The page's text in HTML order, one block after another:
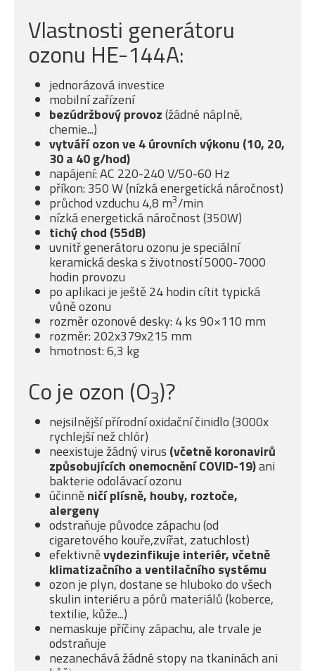
Vlastnosti generátoru
ozonu HE-144A:
jednorázová investice
mobilní zařízení
bezúdržbový provoz(žádné náplně,
chemie...)
vytváří ozon ve 4 úrovních výkonu (10, 20,
30 a 40 g/hod)
napájení: AC 220-240 V/50-60 Hz
příkon: 350 W (nízká energetická náročnost)
průchod vzduchu 4,8 m3/min
nízká energetická náročnost (350W)
tichý chod (55dB)
uvnitř generátoru ozonu je speciální
keramická deska s životností 5000-7000
hodin provozu
po aplikaci je ještě 24 hodin cítit typická
vůně ozonu
rozměr ozonové desky: 4 ks 90×110 mm
rozměr: 202x379x215 mm
hmotnost: 6,3 kg
Co je ozon (O3)?
nejsilnější přírodní oxidační činidlo (3000x
rychlejší než chlór)
neexistuje žádný virus (včetně koronavirů
způsobujících onemocnění COVID-19)ani
bakterie odolávací ozonu
účinněničí plísně, houby, roztoče,
alergeny
odstraňuje původce zápachu (od
cigaretového kouře,zvířat, zatuchlost)
efektivněvydezinfikuje interiér, včetně
klimatizačního a ventilačního systému
ozon je plyn, dostane se hluboko do všech
skulin interiéru a pórů materiálů (koberce,
textilie, kůže...)
nemaskuje příčiny zápachu, ale trvale je
odstraňuje
nezanechává žádné stopy na tkaninách ani